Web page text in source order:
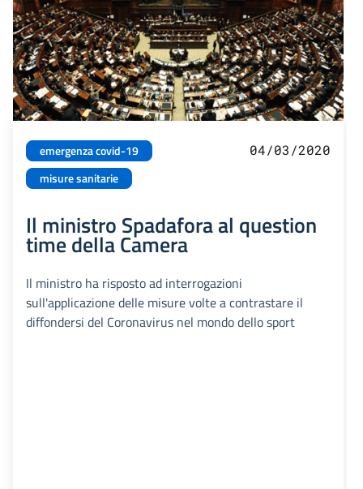
emergenza covid-19
misure sanitarie
04/03/2020
Il ministro Spadafora al question
time della Camera
Il ministro ha risposto ad interrogazioni
sull'applicazione delle misure volte a contrastare il
diffondersi del Coronavirus nel mondo dello sport